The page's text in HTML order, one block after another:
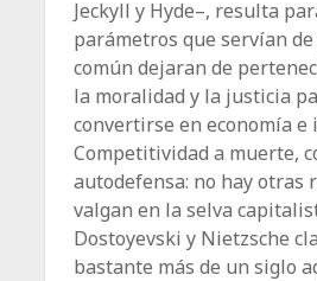
Jeckyll y Hyde–, resulta
parámetros que servían
común dejaran de
la moralidad y la justicia
convertirse en economía e
Competitividad a muerte,
autodefensa: no hay otras
valgan en la selva
Dostoyevski y Nietzsche
bastante más de un siglo